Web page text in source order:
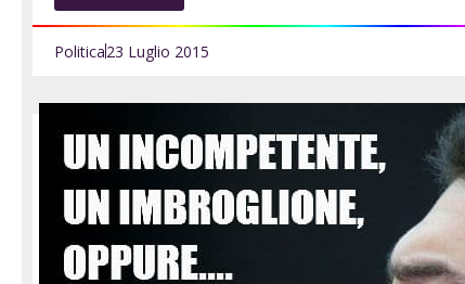
Politica23 Luglio 2015